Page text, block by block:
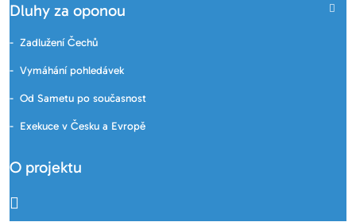
Dluhy za oponou
Zadlužení Čechů
Vymáhání pohledávek
Od Sametu po současnost
Exekuce v Česku a Evropě
O projektu